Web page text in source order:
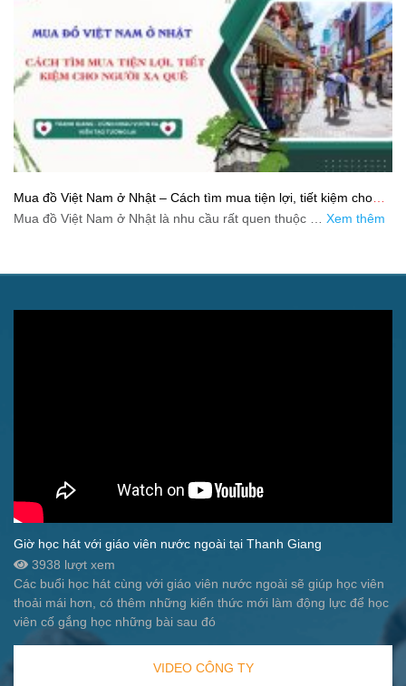
Mua đồ Việt Nam ở Nhật – Cách tìm mua tiện lợi, tiết kiệm cho
người xa quê
Mua đồ Việt Nam ở Nhật là nhu cầu rất quen thuộc … Xem thêm
Giờ học hát với giáo viên nước ngoài tại Thanh Giang
3938 lượt xem
Các buổi học hát cùng với giáo viên nước ngoài sẽ giúp học viên
thoải mái hơn, có thêm những kiến thức mới làm động lực để học
viên cố gắng học những bài sau đó
VIDEO CÔNG TY